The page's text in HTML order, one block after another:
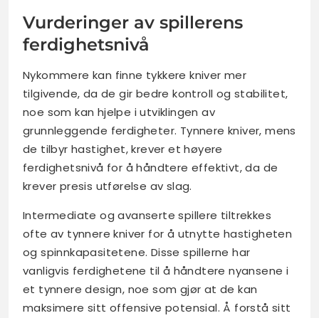
Vurderinger av spillerens
ferdighetsnivå
Nykommere kan finne tykkere kniver mer
tilgivende, da de gir bedre kontroll og stabilitet,
noe som kan hjelpe i utviklingen av
grunnleggende ferdigheter. Tynnere kniver, mens
de tilbyr hastighet, krever et høyere
ferdighetsnivå for å håndtere effektivt, da de
krever presis utførelse av slag.
Intermediate og avanserte spillere tiltrekkes
ofte av tynnere kniver for å utnytte hastigheten
og spinnkapasitetene. Disse spillerne har
vanligvis ferdighetene til å håndtere nyansene i
et tynnere design, noe som gjør at de kan
maksimere sitt offensive potensial. Å forstå sitt